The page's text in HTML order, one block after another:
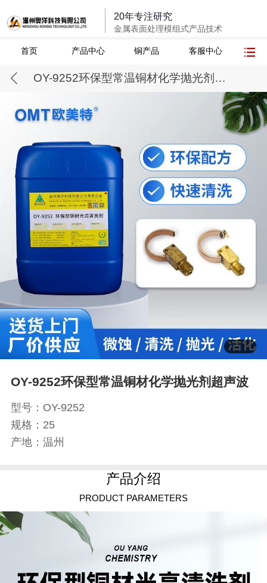
20年专注研究
金属表面处理模组式产品技术
首页 产品中心 铜产品 客服中心
OY-9252环保型常温铜材化学抛光剂超声波
OY-9252环保型常温铜材化学抛光剂超声波
型号：OY-9252
规格：25
产地：温州
产品介绍
PRODUCT PARAMETERS